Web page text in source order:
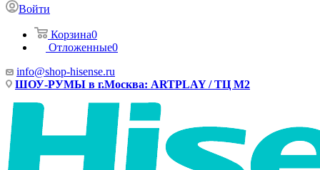
Войти
Корзина0
Отложенные0
info@shop-hisense.ru
ШОУ-РУМЫ в г.Москва: ARTPLAY / ТЦ М2